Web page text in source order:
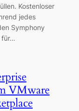
Kostenloser
jedes
Symphony
für…
VMware